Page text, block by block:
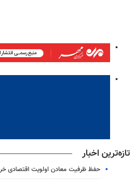
تازه‌ترین اخبار
حفظ ظرفیت معادن اولویت اقتصادی